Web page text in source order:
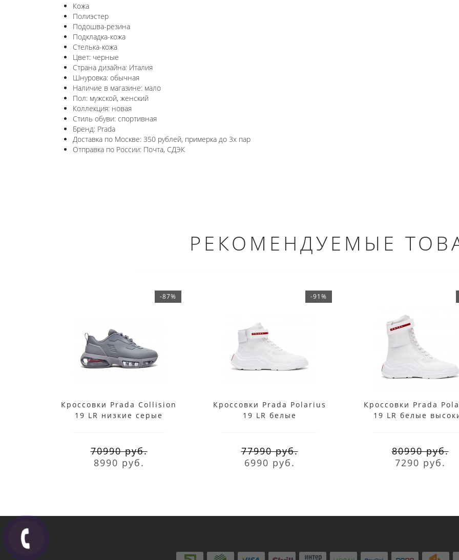
Кожа
Полиэстер
Подошва-резина
Подкладка-кожа
Стелька-кожа
Цвет: черные
Страна дизайна: Италия
Шнуровка: обычная
Наличие в магазине: мало
Пол: мужской, женский
Коллекция: новая
Стиль обуви: спортивная
Бренд: Prada
Доставка по Москве: 350 рублей, примерка до 3х пар
Отправка по России: Почта, СДЭК
РЕКОМЕНДУЕМЫЕ
-87%
Кроссовки Prada Collision
19 LR низкие серые
70990 руб.
8990 руб.
-91%
Кроссовки Prada Polarius
19 LR белые
77990 руб.
6990 руб.
Кроссовки Prada
19 LR белые
80990 руб.
7290 руб.